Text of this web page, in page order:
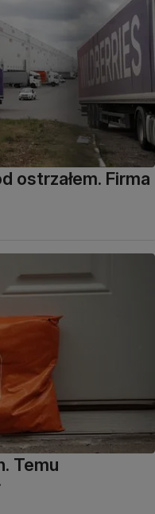
ostrzałem. Firma
Temu